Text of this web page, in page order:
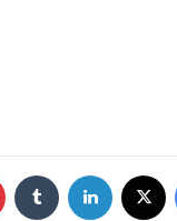
فيسبوك لينكدإن